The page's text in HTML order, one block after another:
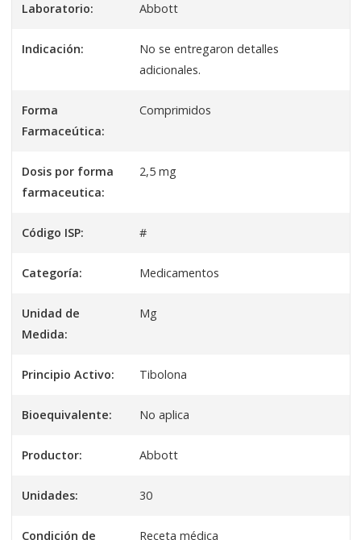
Laboratorio: Abbott
Indicación:
No se entregaron detalles
adicionales.
Forma
Farmaceútica:
Comprimidos
Dosis por forma
farmaceutica:
2,5 mg
Código ISP: #
Categoría: Medicamentos
Unidad de
Medida:
Mg
Principio Activo: Tibolona
Bioequivalente: No aplica
Productor: Abbott
Unidades: 30
Condición de Receta médica